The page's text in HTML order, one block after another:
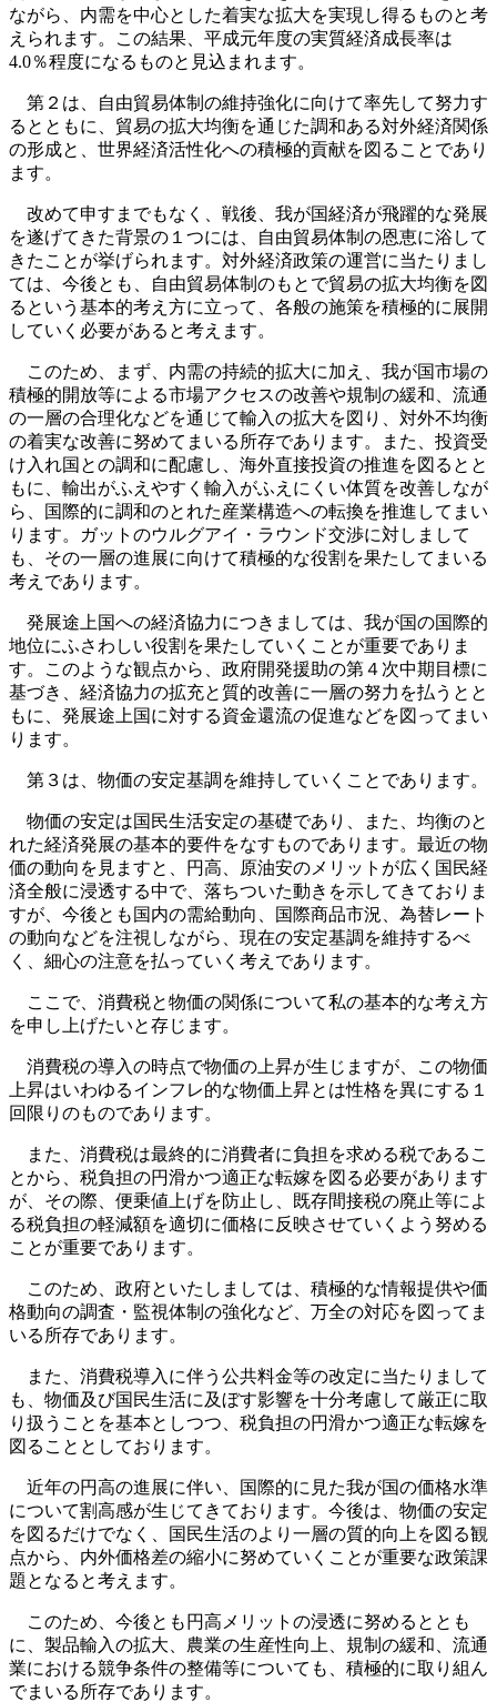
ながら、内需を中心とした着実な拡大を実現し得るものと考
えられます。この結果、平成元年度の実質経済成長率は
4.0％程度になるものと見込まれます。
第２は、自由貿易体制の維持強化に向けて率先して努力す
るとともに、貿易の拡大均衡を通じた調和ある対外経済関係
の形成と、世界経済活性化への積極的貢献を図ることであり
ます。
改めて申すまでもなく、戦後、我が国経済が飛躍的な発展
を遂げてきた背景の１つには、自由貿易体制の恩恵に浴して
きたことが挙げられます。対外経済政策の運営に当たりまし
ては、今後とも、自由貿易体制のもとで貿易の拡大均衡を図
るという基本的考え方に立って、各般の施策を積極的に展開
していく必要があると考えます。
このため、まず、内需の持続的拡大に加え、我が国市場の
積極的開放等による市場アクセスの改善や規制の緩和、流通
の一層の合理化などを通じて輸入の拡大を図り、対外不均衡
の着実な改善に努めてまいる所存であります。また、投資受
け入れ国との調和に配慮し、海外直接投資の推進を図るとと
もに、輸出がふえやすく輸入がふえにくい体質を改善しなが
ら、国際的に調和のとれた産業構造への転換を推進してまい
ります。ガットのウルグアイ・ラウンド交渉に対しまして
も、その一層の進展に向けて積極的な役割を果たしてまいる
考えであります。
発展途上国への経済協力につきましては、我が国の国際的
地位にふさわしい役割を果たしていくことが重要でありま
す。このような観点から、政府開発援助の第４次中期目標に
基づき、経済協力の拡充と質的改善に一層の努力を払うとと
もに、発展途上国に対する資金還流の促進などを図ってまい
ります。
第３は、物価の安定基調を維持していくことであります。
物価の安定は国民生活安定の基礎であり、また、均衡のと
れた経済発展の基本的要件をなすものであります。最近の物
価の動向を見ますと、円高、原油安のメリットが広く国民経
済全般に浸透する中で、落ちついた動きを示してきておりま
すが、今後とも国内の需給動向、国際商品市況、為替レート
の動向などを注視しながら、現在の安定基調を維持するべ
く、細心の注意を払っていく考えであります。
ここで、消費税と物価の関係について私の基本的な考え方
を申し上げたいと存じます。
消費税の導入の時点で物価の上昇が生じますが、この物価
上昇はいわゆるインフレ的な物価上昇とは性格を異にする１
回限りのものであります。
また、消費税は最終的に消費者に負担を求める税であるこ
とから、税負担の円滑かつ適正な転嫁を図る必要があります
が、その際、便乗値上げを防止し、既存間接税の廃止等によ
る税負担の軽減額を適切に価格に反映させていくよう努める
ことが重要であります。
このため、政府といたしましては、積極的な情報提供や価
格動向の調査・監視体制の強化など、万全の対応を図ってま
いる所存であります。
また、消費税導入に伴う公共料金等の改定に当たりまして
も、物価及び国民生活に及ぼす影響を十分考慮して厳正に取
り扱うことを基本としつつ、税負担の円滑かつ適正な転嫁を
図ることとしております。
近年の円高の進展に伴い、国際的に見た我が国の価格水準
について割高感が生じてきております。今後は、物価の安定
を図るだけでなく、国民生活のより一層の質的向上を図る観
点から、内外価格差の縮小に努めていくことが重要な政策課
題となると考えます。
このため、今後とも円高メリットの浸透に努めるととも
に、製品輸入の拡大、農業の生産性向上、規制の緩和、流通
業における競争条件の整備等についても、積極的に取り組ん
でまいる所存であります。